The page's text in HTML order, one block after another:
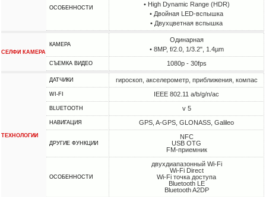
ОСОБЕННОСТИ
• High Dynamic Range (HDR)
• Двойная LED-вспышка
• Двухцветная вспышка
СЕЛФИ КАМЕРА
КАМЕРА
Одинарная
• 8MP, f/2.0, 1/3.2", 1.4µm
СЪЕМКА ВИДЕО 1080p - 30fps
ТЕХНОЛОГИИ
ДАТЧИКИ гироскоп, акселерометр, приближения, компас
WI-FI IEEE 802.11 a/b/g/n/ac
BLUETOOTH v 5
НАВИГАЦИЯ GPS, A-GPS, GLONASS, Galileo
ДРУГИЕ ФУНКЦИИ
NFC
USB OTG
FM-приемник
ОСОБЕННОСТИ
двухдиапазонный Wi-Fi
Wi-Fi Direct
Wi-Fi точка доступа
Bluetooth LE
Bluetooth A2DP